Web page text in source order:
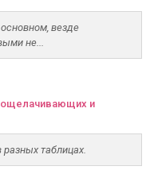
везде
не...
ощелачивающих и
таблицах.